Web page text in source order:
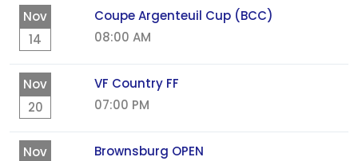
Nov
14
Coupe Argenteuil Cup (BCC)
08:00 AM
Nov
20
VF Country FF
07:00 PM
Nov
Brownsburg OPEN